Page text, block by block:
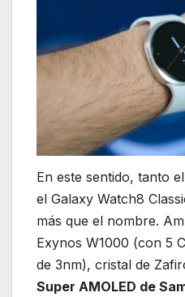
En este sentido, tanto
el Galaxy Watch8
más que el nombre.
Exynos W1000 (con 5
de 3nm), cristal de
Super AMOLED de